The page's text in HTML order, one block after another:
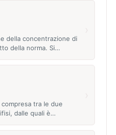
della concentrazione di
della norma. Si…
tra le due
dalle quali è…